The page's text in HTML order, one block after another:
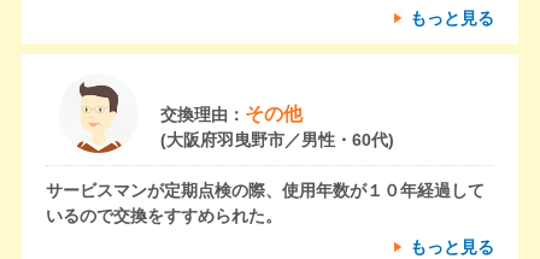
もっと見る
交換理由： その他
(大阪府羽曳野市／男性・60代)
サービスマンが定期点検の際、使用年数が１０年経過して
いるので交換をすすめられた。
もっと見る